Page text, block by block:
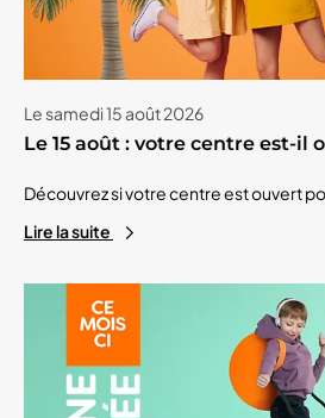
Le samedi 15 août 2026
Le 15 août : votre centre est-il
Découvrez si votre centre est ouvert
Lire la suite